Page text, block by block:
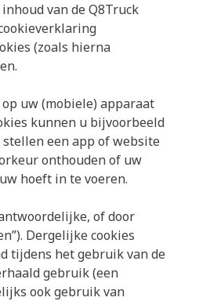
van de Q8Truck
(zoals hierna
uw (mobiele) apparaat
kunnen u bijvoorbeeld
een app of website
onthouden of uw
hoeft in te voeren.
of door
Dergelijke cookies
tijdens het gebruik van de
gebruik (een
ook gebruik van